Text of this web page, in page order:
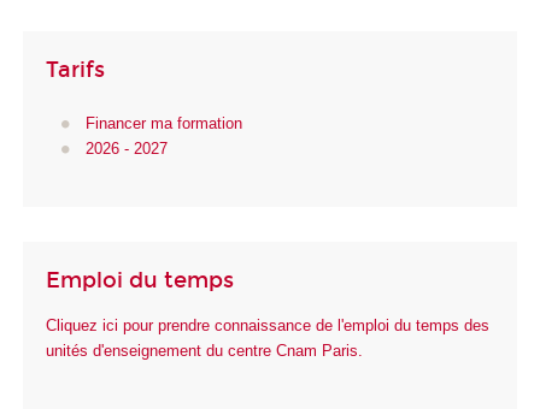
Tarifs
Financer ma formation
2026 - 2027
Emploi du temps
Cliquez ici pour prendre connaissance de l'emploi du temps des
unités d'enseignement du centre Cnam Paris.